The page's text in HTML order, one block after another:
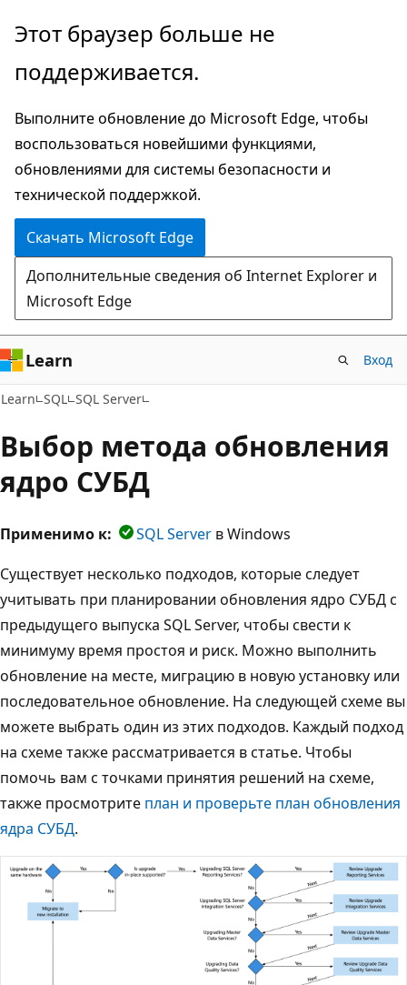
Пропустить
перейти
основному
содержимому
Этот браузер больше не
поддерживается.
Выполните обновление до Microsoft Edge, чтобы
воспользоваться новейшими функциями,
обновлениями для системы безопасности и
технической поддержкой.
Скачать Microsoft Edge
Дополнительные сведения об Internet Explorer и
Microsoft Edge
Learn Вход
Learn SQL SQL Server
Выбор метода обновления
ядро СУБД
Применимо к: SQL Server в Windows
Существует несколько подходов, которые следует
учитывать при планировании обновления ядро СУБД с
предыдущего выпуска SQL Server, чтобы свести к
минимуму время простоя и риск. Можно выполнить
обновление на месте, миграцию в новую установку или
последовательное обновление. На следующей схеме вы
можете выбрать один из этих подходов. Каждый подход
на схеме также рассматривается в статье. Чтобы
помочь вам с точками принятия решений на схеме,
также просмотрите план и проверьте план обновления
ядра СУБД.